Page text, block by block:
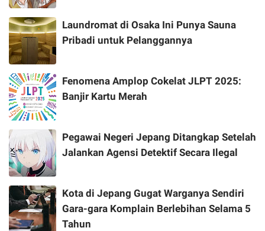
Laundromat di Osaka Ini Punya Sauna
Pribadi untuk Pelanggannya
Fenomena Amplop Cokelat JLPT 2025:
Banjir Kartu Merah
Pegawai Negeri Jepang Ditangkap Setelah
Jalankan Agensi Detektif Secara Ilegal
Kota di Jepang Gugat Warganya Sendiri
Gara-gara Komplain Berlebihan Selama 5
Tahun